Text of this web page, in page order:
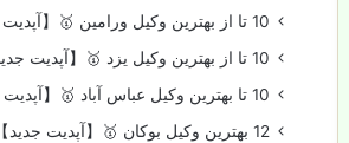
10 تا از بهترین وکیل ورامین 🥇【آپدیت جدید】
10 تا از بهترین وکیل یزد 🥇【آپدیت جدید】
10 تا بهترین وکیل عباس آباد 🥇【آپدیت جدید】⚖️
12 بهترین وکیل بوکان 🥇【آپدیت جدید】⚖️